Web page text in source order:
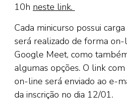
10h neste link.
Cada minicurso possui
será realizado de forma
Google Meet, como
algumas opções. O link
on-line será enviado ao e-
da inscrição no dia 12/01.